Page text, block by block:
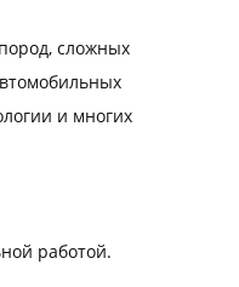
сложных
и многих
работой.